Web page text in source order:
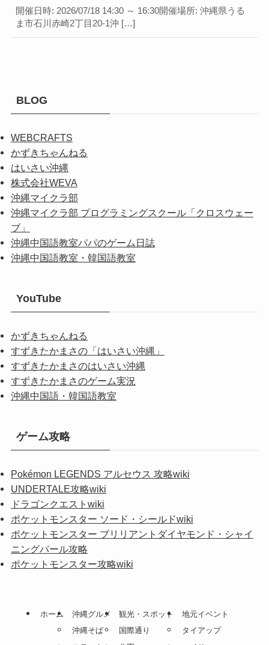
開催日時: 2026/07/18 14:30 ～ 16:30開催場所: 沖縄県うる
ま市石川赤崎2丁目20-1沖 […]
BLOG
WEBCRAFTS
かずきちゃんねる
はいさい沖縄
株式会社WEVA
沖縄マイクラ部
沖縄マイクラ部 プログラミングスクール「クロスウェー
ブ」
沖縄中国語教室パパのゲーム日誌
沖縄中国語教室・韓国語教室
YouTube
かずきちゃんねる
すずきたかまさの「はいさい沖縄」
すずきたかまさのはいさい沖縄
すずきたかまさのゲーム実況
沖縄中国語・韓国語教室
ゲーム攻略
Pokémon LEGENDS アルセウス 攻略wiki
UNDERTALE攻略wiki
ドラゴンクエストwiki
ポケットモンスター ソード・シールドwiki
ポケットモンスター ブリリアントダイヤモンド・シャイ
ニングパール攻略
ポケットモンスター攻略wiki
ホーム
沖縄グルメ
沖縄そば
観光・スポット
国際通り
地元イベント
タイアップ